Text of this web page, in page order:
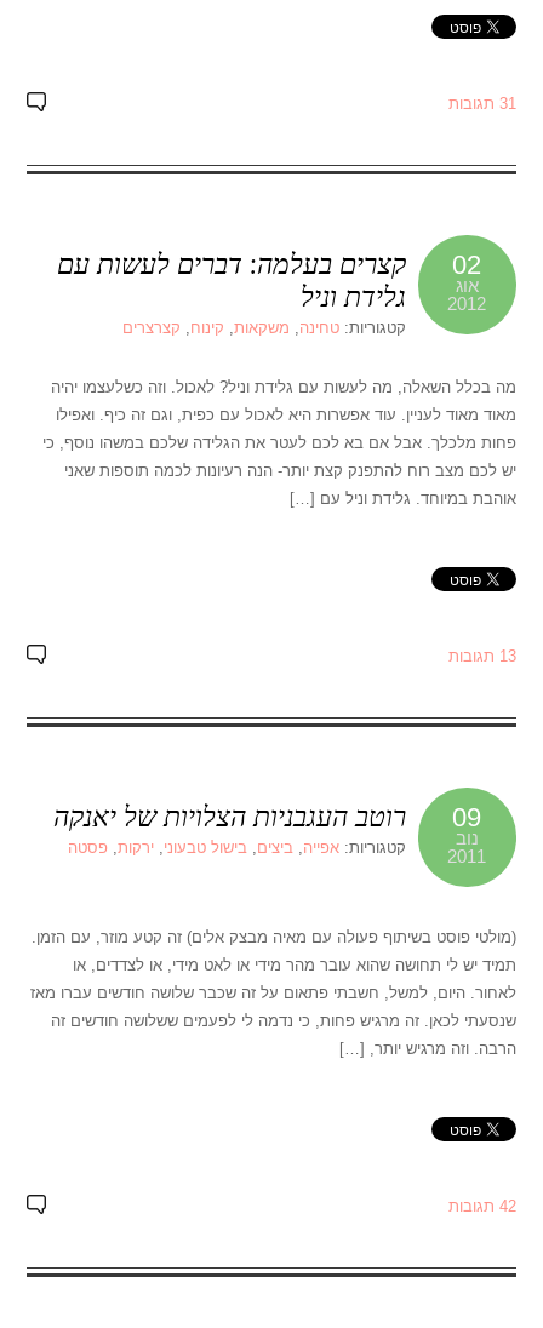
31 תגובות
02
אוג
2012
קצרים בעלמה: דברים לעשות עם
גלידת וניל
קטגוריות:טחינה, משקאות, קינוח, קצרצרים
מה בכלל השאלה, מה לעשות עם גלידת וניל? לאכול. וזה כשלעצמו יהיה
מאוד מאוד לעניין. עוד אפשרות היא לאכול עם כפית, וגם זה כיף. ואפילו
פחות מלכלך. אבל אם בא לכם לעטר את הגלידה שלכם במשהו נוסף, כי
יש לכם מצב רוח להתפנק קצת יותר- הנה רעיונות לכמה תוספות שאני
אוהבת במיוחד. גלידת וניל עם […]
13 תגובות
09
נוב
2011
רוטב העגבניות הצלויות של יאנקה
קטגוריות:אפייה,ביצים,בישול טבעוני,ירקות,פסטה
(מולטי פוסט בשיתוף פעולה עם מאיה מבצק אלים) זה קטע מוזר, עם הזמן.
תמיד יש לי תחושה שהוא עובר מהר מידי או לאט מידי, או לצדדים, או
לאחור. היום, למשל, חשבתי פתאום על זה שכבר שלושה חודשים עברו מאז
שנסעתי לכאן. זה מרגיש פחות, כי נדמה לי לפעמים ששלושה חודשים זה
הרבה. וזה מרגיש יותר, […]
42 תגובות